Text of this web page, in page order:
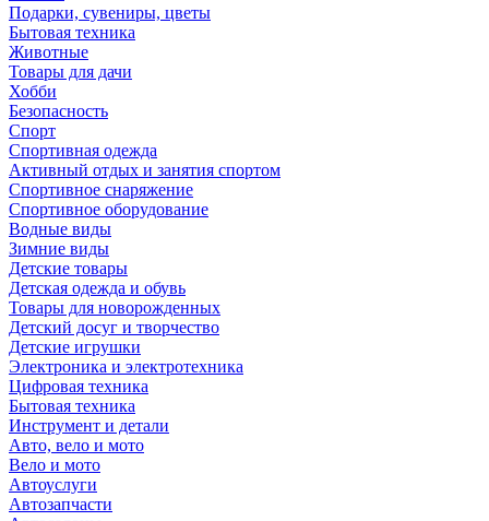
Подарки, сувениры, цветы
Бытовая техника
Животные
Товары для дачи
Хобби
Безопасность
Спорт
Спортивная одежда
Активный отдых и занятия спортом
Спортивное снаряжение
Спортивное оборудование
Водные виды
Зимние виды
Детские товары
Детская одежда и обувь
Товары для новорожденных
Детский досуг и творчество
Детские игрушки
Электроника и электротехника
Цифровая техника
Бытовая техника
Инструмент и детали
Авто, вело и мото
Вело и мото
Автоуслуги
Автозапчасти